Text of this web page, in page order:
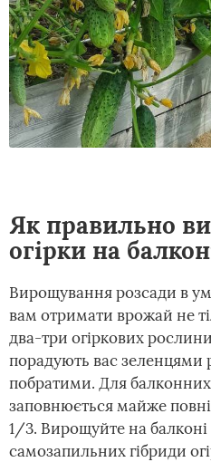
Як правильно
огірки на
Вирощування розсади в
вам отримати врожай не
два-три огіркових
порадують вас зеленцями
побратими. Для
заповнюється майже
1/3. Вирощуйте на
самозапильних гібриди